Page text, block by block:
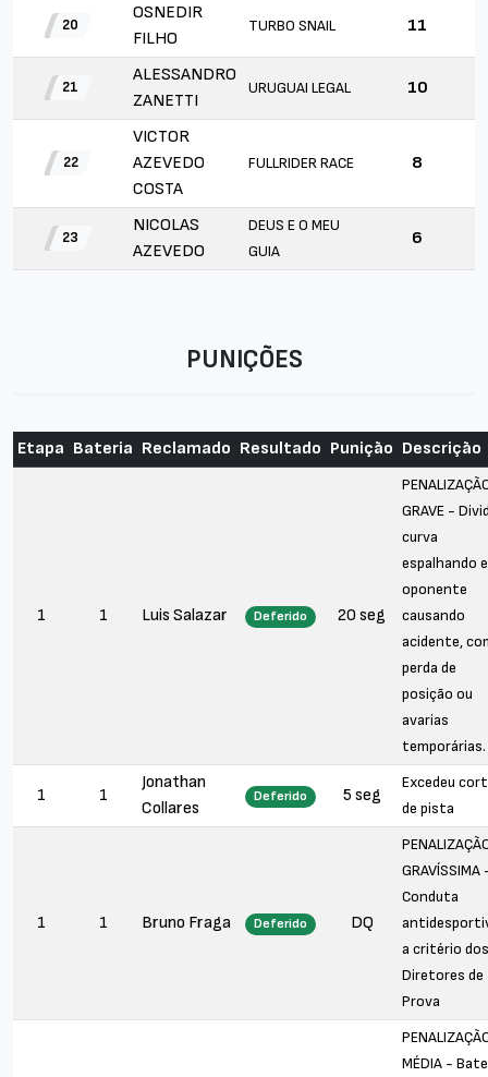
20
OSNEDIR
FILHO
TURBO SNAIL 11
21
ALESSANDRO
ZANETTI
URUGUAI LEGAL 10
22
VICTOR
AZEVEDO
COSTA
FULLRIDER RACE 8
23
NICOLAS
AZEVEDO
DEUS E O MEU
GUIA
6
PUNIÇÕES
Etapa Bateria Reclamado Resultado Punição Descrição
1 1 Luis Salazar Deferido 20 seg
GRAVE -
curva
espalhando
oponente
causando
acidente,
perda de
posição ou
avarias
temporárias.
1 1
Jonathan
Collares
Deferido 5 seg
Excedeu
de pista
1 1 Bruno Fraga Deferido DQ
GRAVÍSSIMA
Conduta
a critério dos
Diretores de
Prova
MÉDIA -